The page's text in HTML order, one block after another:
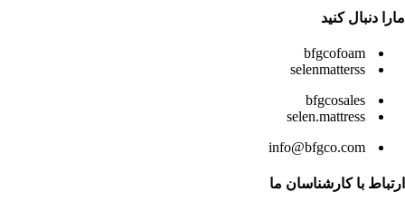
مارا دنبال کنید
bfgcofoam
selenmatterss
bfgcosales
selen.mattress
info@bfgco.com
ارتباط با کارشناسان ما